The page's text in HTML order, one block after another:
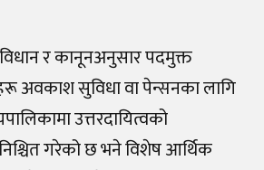
र कानूनअनुसार पदमुक्त
अवकाश सुविधा वा पेन्सनका लागि
उत्तरदायित्वको
गरेको छ भने विशेष आर्थिक